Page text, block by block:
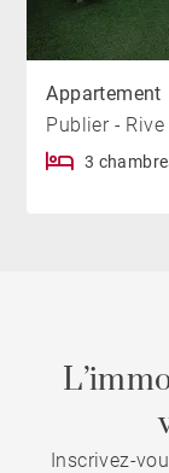
Appartement
Publier - Rive
3
Inscrivez-